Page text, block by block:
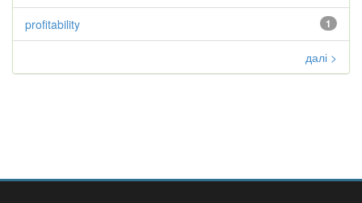
1
profitability
далі >